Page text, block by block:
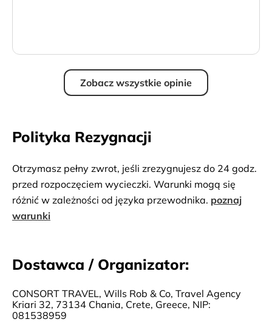
Zobacz wszystkie opinie
Polityka Rezygnacji
Otrzymasz pełny zwrot, jeśli zrezygnujesz do 24 godz.
przed rozpoczęciem wycieczki. Warunki mogą się
różnić w zależności od języka przewodnika. poznaj
warunki
Dostawca / Organizator:
CONSORT TRAVEL, Wills Rob & Co, Travel Agency
Kriari 32, 73134 Chania, Crete, Greece, NIP:
081538959